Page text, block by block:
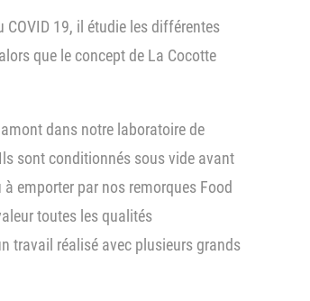
COVID 19, il étudie les différentes
que le concept de La Cocotte
dans notre laboratoire de
sont conditionnés sous vide avant
emporter par nos remorques Food
toutes les qualités
travail réalisé avec plusieurs grands